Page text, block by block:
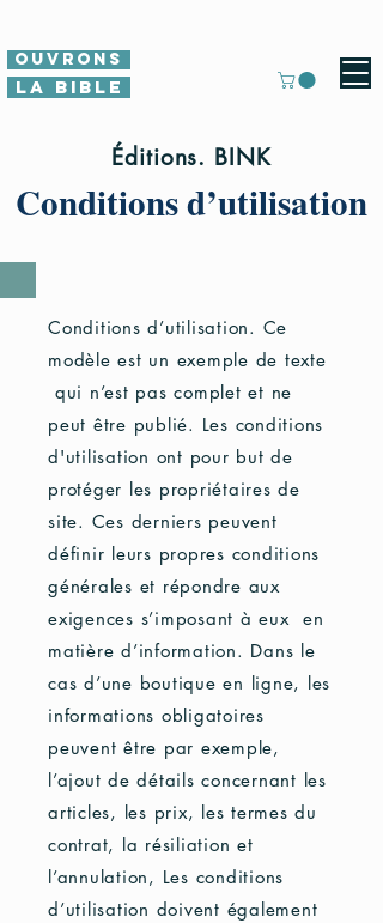
Ouvrons
La Bible
Éditions. BINK
Conditions d’utilisation
Conditions d’utilisation. Ce
modèle est un exemple de texte
qui n’est pas complet et ne
peut être publié. Les conditions
d'utilisation ont pour but de
protéger les propriétaires de
site. Ces derniers peuvent
définir leurs propres conditions
générales et répondre aux
exigences s’imposant à eux en
matière d’information. Dans le
cas d’une boutique en ligne, les
informations obligatoires
peuvent être par exemple,
l’ajout de détails concernant les
articles, les prix, les termes du
contrat, la résiliation et
l’annulation, Les conditions
d’utilisation doivent également